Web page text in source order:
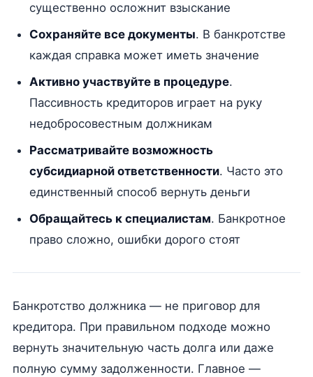
существенно осложнит взыскание
Сохраняйте все документы. В банкротстве
каждая справка может иметь значение
Активно участвуйте в процедуре.
Пассивность кредиторов играет на руку
недобросовестным должникам
Рассматривайте возможность
субсидиарной ответственности. Часто это
единственный способ вернуть деньги
Обращайтесь к специалистам. Банкротное
право сложно, ошибки дорого стоят
Банкротство должника — не приговор для
кредитора. При правильном подходе можно
вернуть значительную часть долга или даже
полную сумму задолженности. Главное —